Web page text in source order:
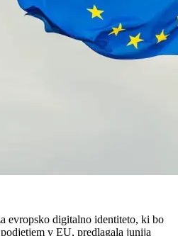
evropsko digitalno identiteto, ki bo
v EU, predlagala junija